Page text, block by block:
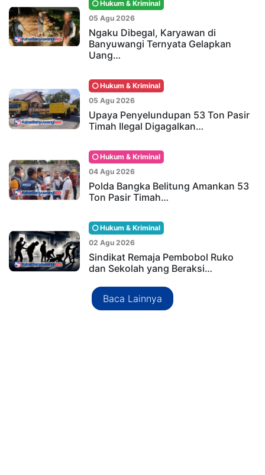
Hukum & Kriminal
05 Agu 2026
Ngaku Dibegal, Karyawan di
Banyuwangi Ternyata Gelapkan
Uang…
Hukum & Kriminal
05 Agu 2026
Upaya Penyelundupan 53 Ton Pasir
Timah Ilegal Digagalkan…
Hukum & Kriminal
04 Agu 2026
Polda Bangka Belitung Amankan 53
Ton Pasir Timah…
Hukum & Kriminal
02 Agu 2026
Sindikat Remaja Pembobol Ruko
dan Sekolah yang Beraksi…
Baca Lainnya